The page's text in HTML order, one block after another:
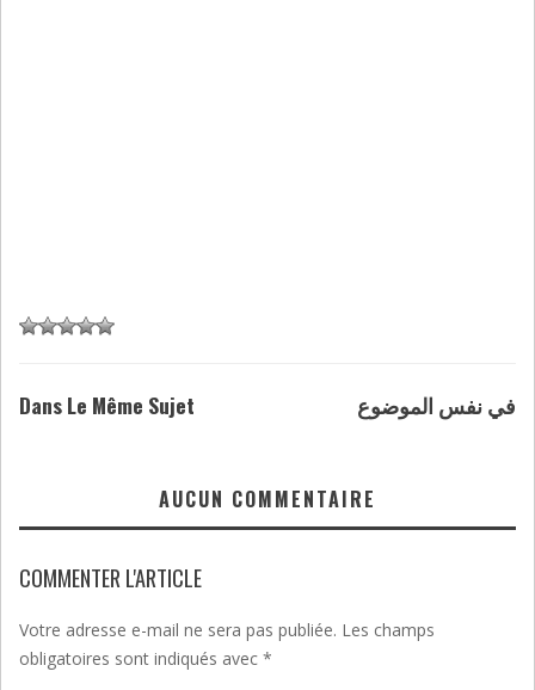
Dans Le Même Sujet في نفس الموضوع
AUCUN COMMENTAIRE
COMMENTER L'ARTICLE
Votre adresse e-mail ne sera pas publiée. Les champs
obligatoires sont indiqués avec *